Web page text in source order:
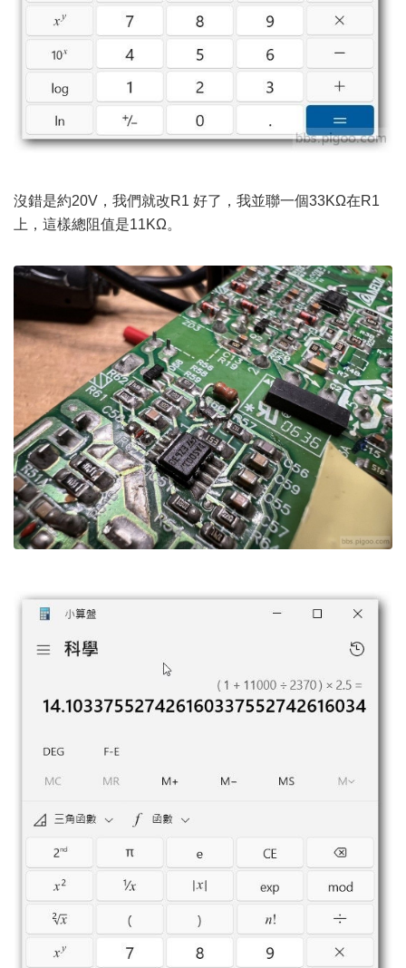
沒錯是約20V，我們就改R1 好了，我並聯一個33KΩ在R1
上，這樣總阻值是11KΩ。